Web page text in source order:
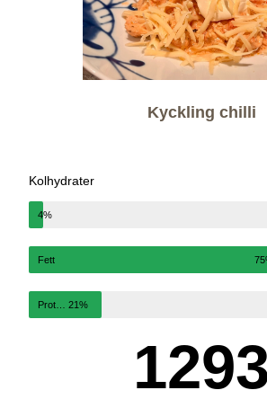
Kyckling chilli
Kolhydrater
4%
Fett
21%
1293